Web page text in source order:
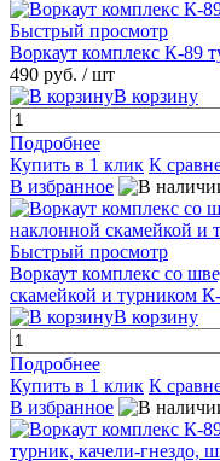
Быстрый просмотр
Воркаут комплекс К-89
490 руб. / шт
В корзину
Подробнее
Купить в 1 клик К
В избранное
Быстрый просмотр
Воркаут комплекс со
скамейкой и турником
В корзину
Подробнее
Купить в 1 клик К
В избранное